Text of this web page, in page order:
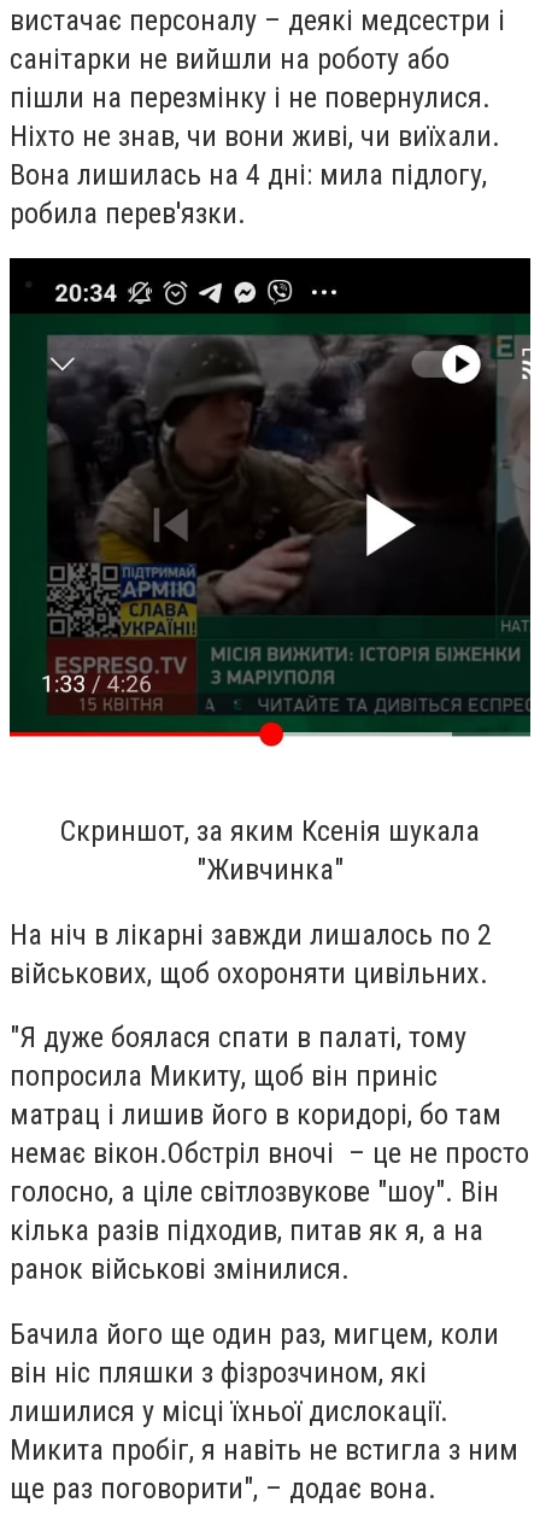
вистачає персоналу – деякі медсестри і
санітарки не вийшли на роботу або
пішли на перезмінку і не повернулися.
Ніхто не знав, чи вони живі, чи виїхали.
Вона лишилась на 4 дні: мила підлогу,
робила перев'язки.
Скриншот, за яким Ксенія шукала
"Живчинка"
На ніч в лікарні завжди лишалось по 2
військових, щоб охороняти цивільних.
"Я дуже боялася спати в палаті, тому
попросила Микиту, щоб він приніс
матрац і лишив його в коридорі, бо там
немає вікон.Обстріл вночі – це не просто
голосно, а ціле світлозвукове "шоу". Він
кілька разів підходив, питав як я, а на
ранок військові змінилися.
Бачила його ще один раз, мигцем, коли
він ніс пляшки з фізрозчином, які
лишилися у місці їхньої дислокації.
Микита пробіг, я навіть не встигла з ним
ще раз поговорити", – додає вона.